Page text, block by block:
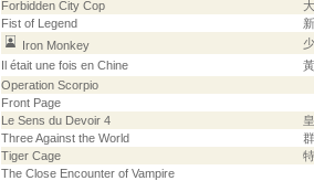
Forbidden City Cop
Fist of Legend
Iron Monkey
Il était une fois en Chine
Operation Scorpio
Front Page
Le Sens du Devoir 4
Three Against the World
Tiger Cage
The Close Encounter of Vampire